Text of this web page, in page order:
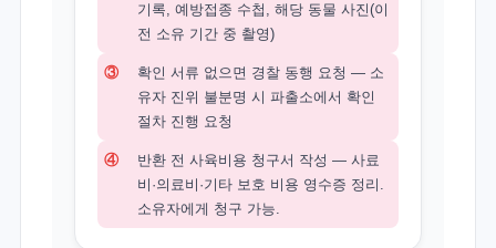
기록, 예방접종 수첩, 해당 동물 사진(이
전 소유 기간 중 촬영)
③
확인 서류 없으면 경찰 동행 요청 — 소
유자 진위 불분명 시 파출소에서 확인
절차 진행 요청
④
반환 전 사육비용 청구서 작성 — 사료
비·의료비·기타 보호 비용 영수증 정리.
소유자에게 청구 가능.